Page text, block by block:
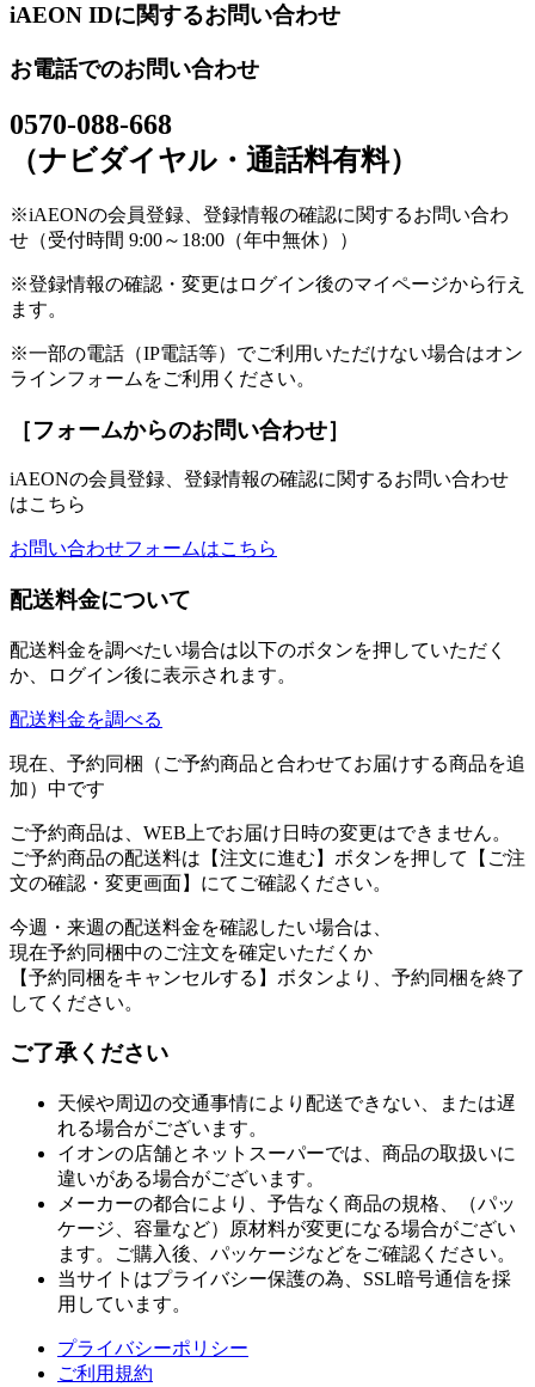
iAEON IDに関するお問い合わせ
お電話でのお問い合わせ
0570-088-668
（ナビダイヤル・通話料有料）
※iAEONの会員登録、登録情報の確認に関するお問い合わ
せ（受付時間 9:00～18:00（年中無休））
※登録情報の確認・変更はログイン後のマイページから行え
ます。
※一部の電話（IP電話等）でご利用いただけない場合はオン
ラインフォームをご利用ください。
［フォームからのお問い合わせ］
iAEONの会員登録、登録情報の確認に関するお問い合わせ
はこちら
お問い合わせフォームはこちら
配送料金について
配送料金を調べたい場合は以下のボタンを押していただく
か、ログイン後に表示されます。
配送料金を調べる
現在、予約同梱（ご予約商品と合わせてお届けする商品を追
加）中です
ご予約商品は、WEB上でお届け日時の変更はできません。
ご予約商品の配送料は【注文に進む】ボタンを押して【ご注
文の確認・変更画面】にてご確認ください。
今週・来週の配送料金を確認したい場合は、
現在予約同梱中のご注文を確定いただくか
【予約同梱をキャンセルする】ボタンより、予約同梱を終了
してください。
ご了承ください
天候や周辺の交通事情により配送できない、または遅
れる場合がございます。
イオンの店舗とネットスーパーでは、商品の取扱いに
違いがある場合がございます。
メーカーの都合により、予告なく商品の規格、（パッ
ケージ、容量など）原材料が変更になる場合がござい
ます。ご購入後、パッケージなどをご確認ください。
当サイトはプライバシー保護の為、SSL暗号通信を採
用しています。
プライバシーポリシー
ご利用規約